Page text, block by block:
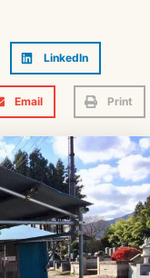
LinkedIn
Email Print